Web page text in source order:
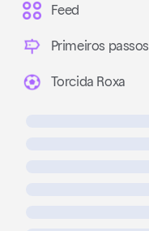
Feed
Primeiros passos
Torcida Roxa